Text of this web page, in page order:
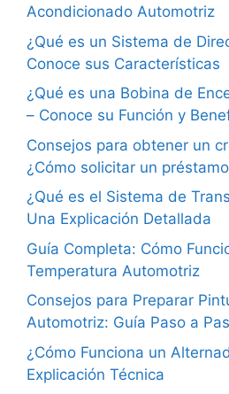
Acondicionado Automotriz
¿Qué es un Sistema de
Conoce sus Características
¿Qué es una Bobina de
– Conoce su Función y
Consejos para obtener un
¿Cómo solicitar un
¿Qué es el Sistema de
Una Explicación Detallada
Guía Completa: Cómo
Temperatura Automotriz
Consejos para Preparar
Automotriz: Guía Paso a
¿Cómo Funciona un
Explicación Técnica